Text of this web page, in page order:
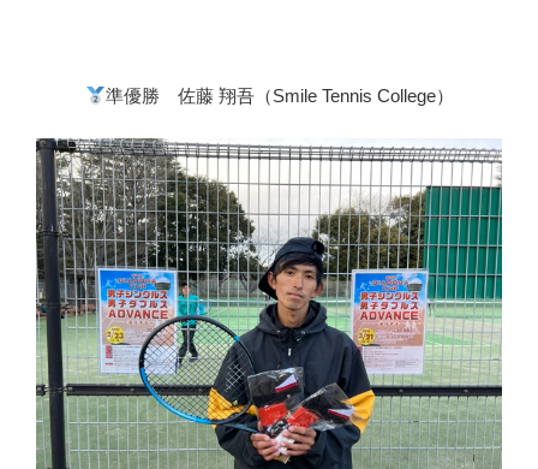
準優勝 佐藤 翔吾（Smile Tennis College）